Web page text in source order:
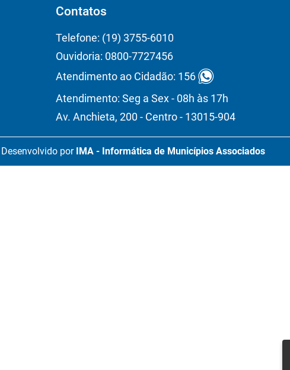
Contatos
Telefone: (19) 3755-6010
Ouvidoria: 0800-7727456
Atendimento ao Cidadão: 156
Atendimento: Seg a Sex - 08h às 17h
Av. Anchieta, 200 - Centro - 13015-904
Desenvolvido por IMA - Informática de Municípios Associados